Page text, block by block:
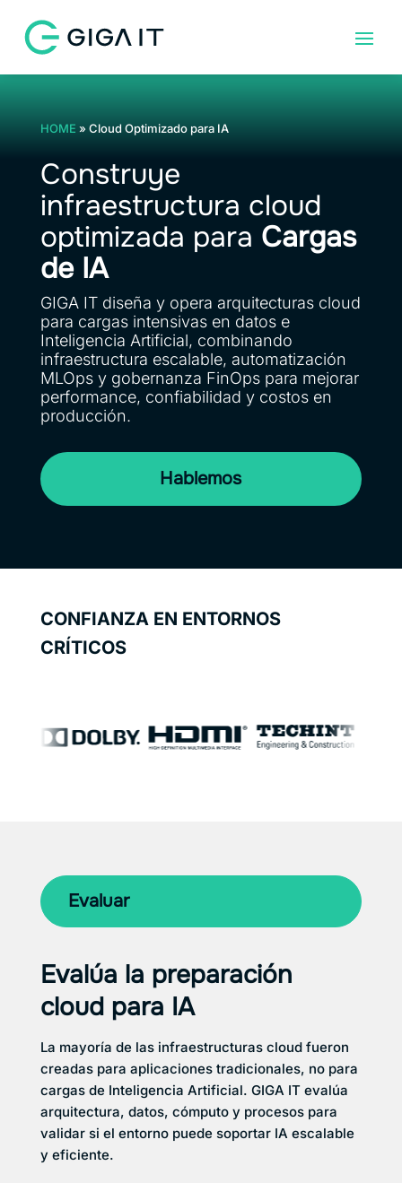
HOME » Cloud Optimizado para IA
Construye
infraestructura cloud
optimizada para Cargas
de IA
GIGA IT diseña y opera arquitecturas cloud
para cargas intensivas en datos e
Inteligencia Artificial, combinando
infraestructura escalable, automatización
MLOps y gobernanza FinOps para mejorar
performance, confiabilidad y costos en
producción.
Hablemos
CONFIANZA EN ENTORNOS
CRÍTICOS
Evaluar
Evalúa la preparación
cloud para IA
La mayoría de las infraestructuras cloud fueron
creadas para aplicaciones tradicionales, no para
cargas de Inteligencia Artificial. GIGA IT evalúa
arquitectura, datos, cómputo y procesos para
validar si el entorno puede soportar IA escalable
y eficiente.